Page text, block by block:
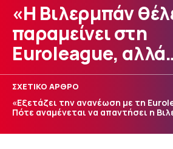
«Η Βιλερμπάν
παραμείνει στη
Euroleague,
ΣΧΕΤΙΚΟ ΑΡΘΡΟ
«Εξετάζει την ανανέωση με τη
Πότε αναμένεται να απαντήσει η